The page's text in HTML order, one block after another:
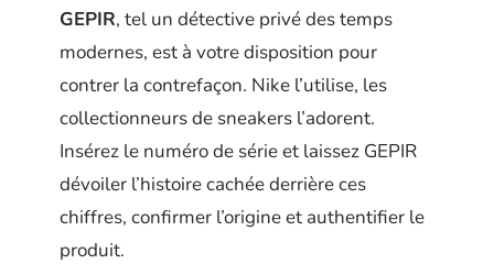
GEPIR, tel un détective privé des temps
modernes, est à votre disposition pour
contrer la contrefaçon. Nike l’utilise, les
collectionneurs de sneakers l’adorent.
Insérez le numéro de série et laissez GEPIR
dévoiler l’histoire cachée derrière ces
chiffres, confirmer l’origine et authentifier le
produit.